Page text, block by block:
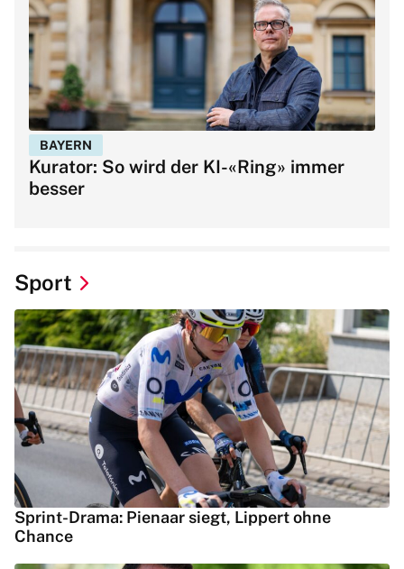
BAYERN
Kurator: So wird der KI-«Ring» immer
besser
Sport
Sprint-Drama: Pienaar siegt, Lippert ohne
Chance